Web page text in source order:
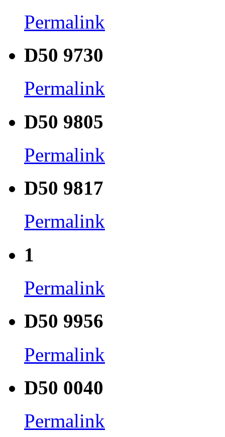
Permalink
D50 9730
Permalink
D50 9805
Permalink
D50 9817
Permalink
1
Permalink
D50 9956
Permalink
D50 0040
Permalink